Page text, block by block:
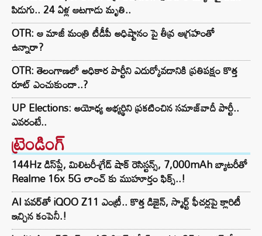
పిడుగు.. 24 ఏళ్ల ఆటగాడు మృతి..
OTR: ఆ మాజీ మంత్రి టీడీపీ అధిష్టానం పై తీవ్ర ఆగ్రహంతో
ఉన్నారా?
OTR: తెలంగాణలో అధికార పార్టీని ఎదుర్కోవడానికి ప్రతిపక్షం కొత్త
రూట్‌ ఎంచుకుందా..?
UP Elections: అయోధ్య అభ్యర్థిని ప్రకటించిన సమాజ్‌వాదీ పార్టీ..
ఎవరంటే..
ట్రెండింగ్‌
144Hz డిస్‌ప్లే, మిలిటరీ-గ్రేడ్ షాక్ రెసిస్టన్స్, 7,000mAh బ్యాటరీతో
Realme 16x 5G లాంచ్ కు ముహూర్తం ఫిక్స్..!
AI పవర్‌తో iQOO Z11 ఎంట్రీ.. కొత్త డిజైన్, స్మార్ట్ ఫీచర్లపై క్లారిటీ
ఇచ్చిన కంపెనీ.!